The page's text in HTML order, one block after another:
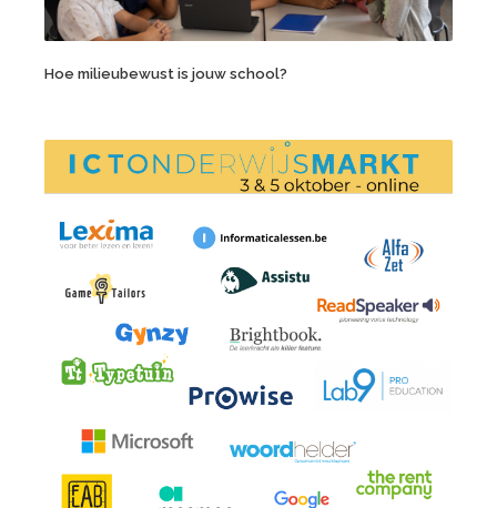
Hoe milieubewust is jouw school?